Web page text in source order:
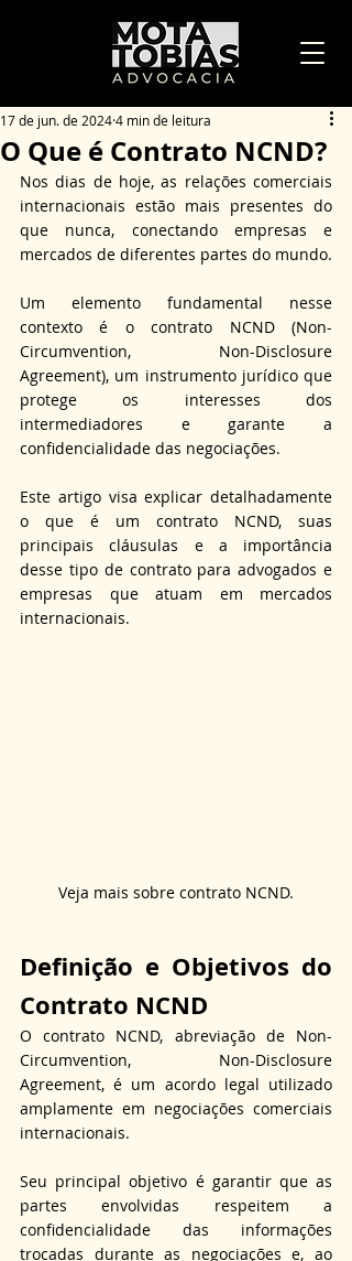
O Que é Contrato NCND?
17 de jun. de 20244 min de leitura
Nos dias de hoje, as relações comerciais
internacionais estão mais presentes do
que nunca, conectando empresas e
mercados de diferentes partes do mundo.
Um elemento fundamental nesse
contexto é o contrato NCND (Non-
Circumvention, Non-Disclosure
Agreement), um instrumento jurídico que
protege os interesses dos
intermediadores e garante a
confidencialidade das negociações.
Este artigo visa explicar detalhadamente
o que é um contrato NCND, suas
principais cláusulas e a importância
desse tipo de contrato para advogados e
empresas que atuam em mercados
internacionais.
Veja mais sobre contrato NCND.
Definição e Objetivos do
Contrato NCND
O contrato NCND, abreviação de Non-
Circumvention, Non-Disclosure
Agreement, é um acordo legal utilizado
amplamente em negociações comerciais
internacionais.
Seu principal objetivo é garantir que as
partes envolvidas respeitem a
confidencialidade das informações
trocadas durante as negociações e, ao